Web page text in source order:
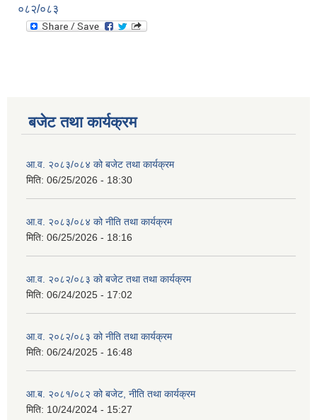
०८२/०८३
बजेट तथा कार्यक्रम
आ.व. २०८३/०८४ को बजेट तथा कार्यक्रम
मिति: 06/25/2026 - 18:30
आ.व. २०८३/०८४ को नीति तथा कार्यक्रम
मिति: 06/25/2026 - 18:16
आ.व. २०८२/०८३ को बजेट तथा तथा कार्यक्रम
मिति: 06/24/2025 - 17:02
आ.व. २०८२/०८३ को नीति तथा कार्यक्रम
मिति: 06/24/2025 - 16:48
आ.ब. २०८१/०८२ को बजेट, नीति तथा कार्यक्रम
मिति: 10/24/2024 - 15:27